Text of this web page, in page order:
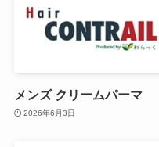
メンズ クリームパーマ
2026年6月3日